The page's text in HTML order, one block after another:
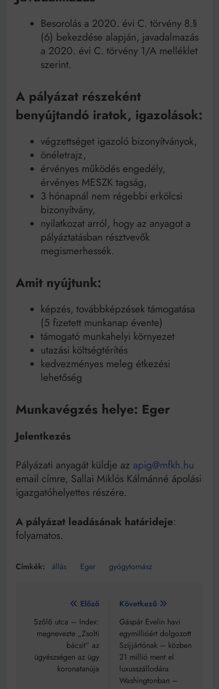
Besorolás a 2020. évi C. törvény 8.§
(6) bekezdése alapján, javadalmazás
a 2020. évi C. törvény 1/A melléklet
szerint.
A pályázat részeként
benyújtandó iratok, igazolások:
végzettséget igazoló bizonyítványok,
önéletrajz,
érvényes működés engedély,
érvényes MESZK tagság,
3 hónapnál nem régebbi erkölcsi
bizonyítvány,
nyilatkozat arról, hogy az anyagot a
pályáztatásban résztvevők
megismerhessék.
Amit nyújtunk:
képzés, továbbképzések támogatása
(5 fizetett munkanap évente)
támogató munkahelyi környezet
utazási költségtérítés
kedvezményes meleg étkezési
lehetőség
Munkavégzés helye: Eger
Jelentkezés
Pályázati anyagát küldje az apig@mfkh.hu
email címre, Sallai Miklós Kálmánné ápolási
igazgatóhelyettes részére.
A pályázat leadásának határideje:
folyamatos.
állás Eger gyógytornász
Bejegyzés
navigáció
Előző
Szőlő utca – Index:
megnevezte „Zsolti
bácsit” az
ügyészségen az ügy
koronatanúja
Következő
Gáspár Evelin havi
egymillióért dolgozott
Szijjártónak – közben
21 millió ment el
luxusszállodára
Washingtonban –